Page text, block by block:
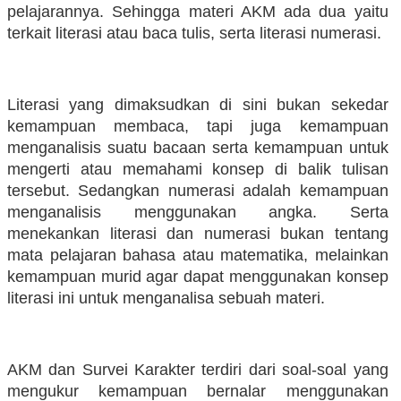
pelajarannya. Sehingga materi AKM ada dua yaitu
terkait literasi atau baca tulis, serta literasi numerasi.
Literasi yang dimaksudkan di sini bukan sekedar
kemampuan membaca, tapi juga kemampuan
menganalisis suatu bacaan serta kemampuan untuk
mengerti atau memahami konsep di balik tulisan
tersebut. Sedangkan numerasi adalah kemampuan
menganalisis menggunakan angka. Serta
menekankan literasi dan numerasi bukan tentang
mata pelajaran bahasa atau matematika, melainkan
kemampuan murid agar dapat menggunakan konsep
literasi ini untuk menganalisa sebuah materi.
AKM dan Survei Karakter terdiri dari soal-soal yang
mengukur kemampuan bernalar menggunakan